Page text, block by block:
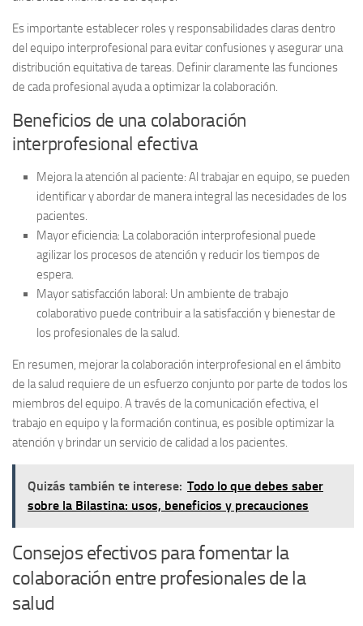
Es importante establecer roles y responsabilidades claras dentro
del equipo interprofesional para evitar confusiones y asegurar una
distribución equitativa de tareas. Definir claramente las funciones
de cada profesional ayuda a optimizar la colaboración.
Beneficios de una colaboración
interprofesional efectiva
Mejora la atención al paciente: Al trabajar en equipo, se pueden
identificar y abordar de manera integral las necesidades de los
pacientes.
Mayor eficiencia: La colaboración interprofesional puede
agilizar los procesos de atención y reducir los tiempos de
espera.
Mayor satisfacción laboral: Un ambiente de trabajo
colaborativo puede contribuir a la satisfacción y bienestar de
los profesionales de la salud.
En resumen, mejorar la colaboración interprofesional en el ámbito
de la salud requiere de un esfuerzo conjunto por parte de todos los
miembros del equipo. A través de la comunicación efectiva, el
trabajo en equipo y la formación continua, es posible optimizar la
atención y brindar un servicio de calidad a los pacientes.
Quizás también te interese: Todo lo que debes saber
sobre la Bilastina: usos, beneficios y precauciones
Consejos efectivos para fomentar la
colaboración entre profesionales de la
salud